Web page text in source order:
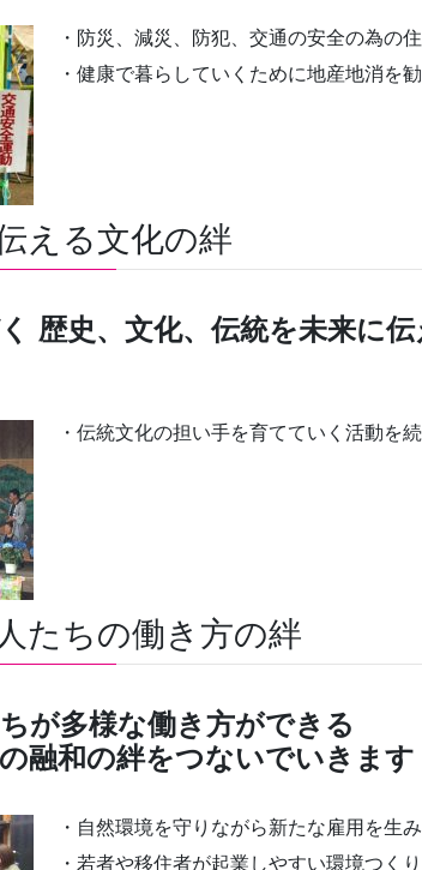
・防災、減災、防犯、交通の安全の為の
・健康で暮らしていくために地産地消を
える文化の絆
歴史、文化、伝統を未来に
・伝統文化の担い手を育てていく活動を
たちの働き方の絆
が多様な働き方ができる
融和の絆をつないでいきます
・自然環境を守りながら新たな雇用を生
・若者や移住者が起業しやすい環境つく